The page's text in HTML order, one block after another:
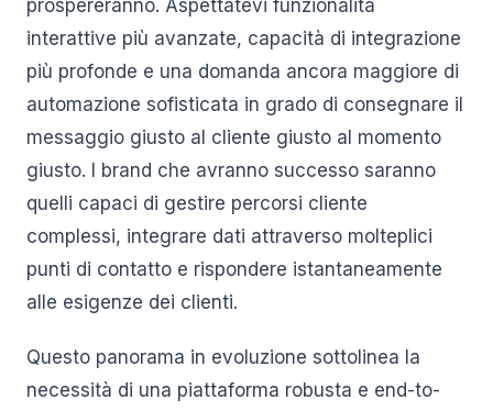
prospereranno. Aspettatevi funzionalità
interattive più avanzate, capacità di integrazione
più profonde e una domanda ancora maggiore di
automazione sofisticata in grado di consegnare il
messaggio giusto al cliente giusto al momento
giusto. I brand che avranno successo saranno
quelli capaci di gestire percorsi cliente
complessi, integrare dati attraverso molteplici
punti di contatto e rispondere istantaneamente
alle esigenze dei clienti.
Questo panorama in evoluzione sottolinea la
necessità di una piattaforma robusta e end-to-